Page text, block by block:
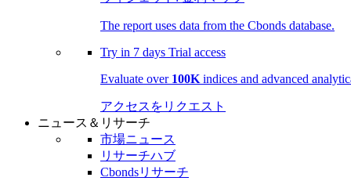
The report uses data from the Cbonds database.
Try in 7 days Trial access
Evaluate over 100K indices and advanced
アクセスをリクエスト
ニュース＆リサーチ
市場ニュース
リサーチハブ
Cbondsリサーチ